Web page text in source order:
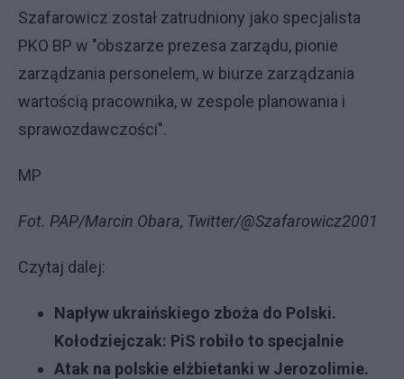
Szafarowicz został zatrudniony jako specjalista
PKO BP w "obszarze prezesa zarządu, pionie
zarządzania personelem, w biurze zarządzania
wartością pracownika, w zespole planowania i
sprawozdawczości".
MP
Fot. PAP/Marcin Obara, Twitter/@Szafarowicz2001
Czytaj dalej:
Napływ ukraińskiego zboża do Polski.
Kołodziejczak: PiS robiło to specjalnie
Atak na polskie elżbietanki w Jerozolimie.